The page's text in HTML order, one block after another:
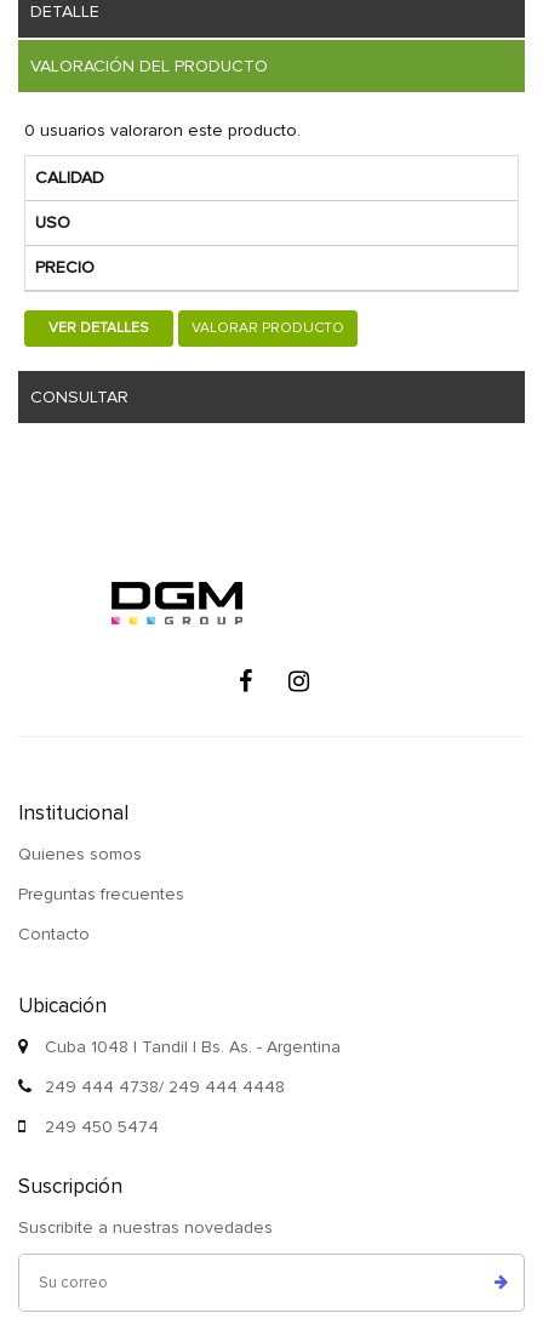
DETALLE
VALORACIÓN DEL PRODUCTO
0 usuarios valoraron este producto.
CALIDAD
USO
PRECIO
VER DETALLES VALORAR PRODUCTO
CONSULTAR
Institucional
Quienes somos
Preguntas frecuentes
Contacto
Ubicación
Cuba 1048 | Tandil | Bs. As. - Argentina
249 444 4738/ 249 444 4448
249 450 5474
Suscripción
Suscribite a nuestras novedades